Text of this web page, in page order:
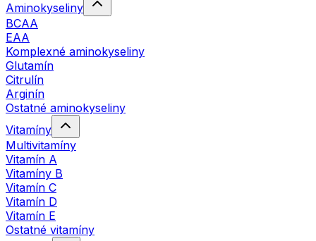
Aminokyseliny
BCAA
EAA
Komplexné aminokyseliny
Glutamín
Citrulín
Arginín
Ostatné aminokyseliny
Vitamíny
Multivitamíny
Vitamín A
Vitamíny B
Vitamín C
Vitamín D
Vitamín E
Ostatné vitamíny